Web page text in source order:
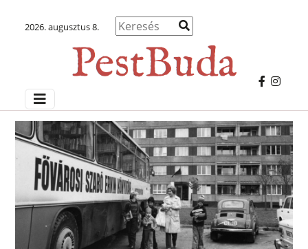
2026. augusztus 8.